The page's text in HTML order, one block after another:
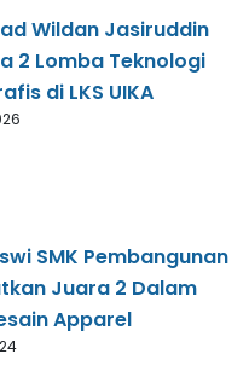
Wildan Jasiruddin
2 Lomba Teknologi
di LKS UIKA
SMK Pembangunan
Juara 2 Dalam
Apparel